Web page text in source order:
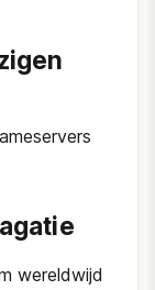
wereldwijd